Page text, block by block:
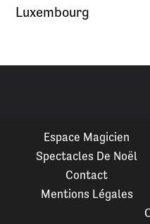
Luxembourg
Espace Magicien
Spectacles De Noël
Contact
Mentions Légales